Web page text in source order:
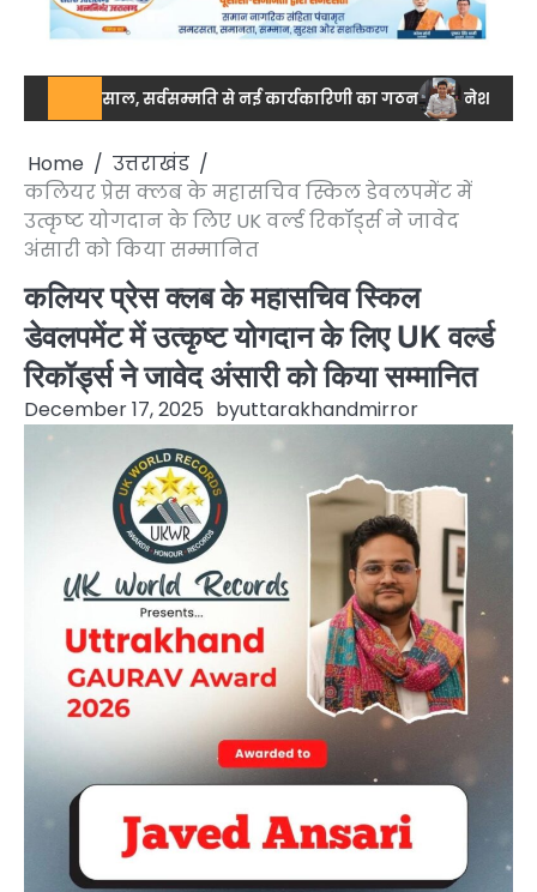
सर्वसम्मति से नई कार्यकारिणी का गठन नेशनल स्तर पर ड्रग
Home
उत्तराखंड
कलियर प्रेस क्लब के महासचिव स्किल डेवलपमेंट में
उत्कृष्ट योगदान के लिए UK वर्ल्ड रिकॉर्ड्स ने जावेद
अंसारी को किया सम्मानित
कलियर प्रेस क्लब के महासचिव स्किल
डेवलपमेंट में उत्कृष्ट योगदान के लिए UK वर्ल्ड
रिकॉर्ड्स ने जावेद अंसारी को किया सम्मानित
December 17, 2025 byuttarakhandmirror